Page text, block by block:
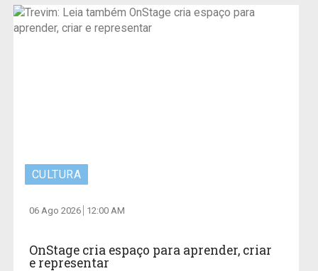
CULTURA
06 Ago 2026 12:00 AM
OnStage cria espaço para aprender, criar
e representar